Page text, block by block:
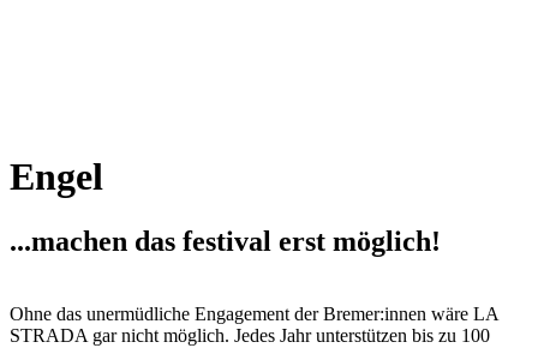
Engel
...machen das festival erst möglich!
Ohne das unermüdliche Engagement der Bremer:innen wäre LA
STRADA gar nicht möglich. Jedes Jahr unterstützen bis zu 100